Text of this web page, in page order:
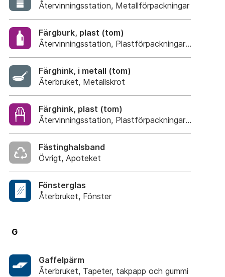
Återvinningsstation, Metallförpackningar
Färgburk, plast (tom)
Återvinningsstation, Plastförpackningar. Eller
Färghink, i metall (tom)
Återbruket, Metallskrot
Färghink, plast (tom)
Återvinningsstation, Plastförpackningar. Eller
Fästinghalsband
Övrigt, Apoteket
Fönsterglas
Återbruket, Fönster
G
Gaffelpärm
Återbruket, Tapeter, takpapp och gummi